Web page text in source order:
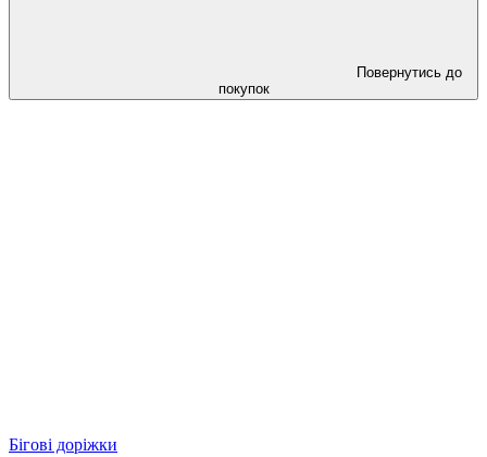
Повернутись до
покупок
Бігові доріжки